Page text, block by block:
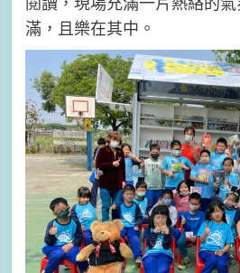
滿，且樂在其中。